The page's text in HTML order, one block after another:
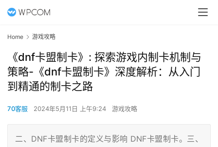
Home 游戏攻略
《dnf卡盟制卡》: 探索游戏内制卡机制与
策略-《dnf卡盟制卡》深度解析：从入门
到精通的制卡之路
70客服 2024年5月11日 上午9:24 游戏攻略
二、DNF卡盟制卡的定义与影响 DNF卡盟制卡。三、